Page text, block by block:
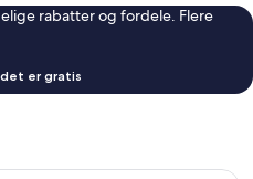
rabatter og fordele. Flere
er gratis